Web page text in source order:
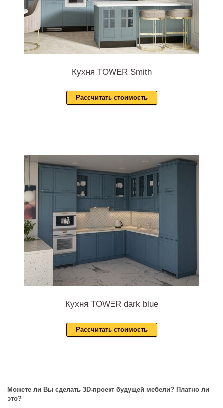
Кухня TOWER Smith
Рассчитать стоимость
Кухня TOWER dark blue
Рассчитать стоимость
Можете ли Вы сделать 3D-проект будущей мебели? Платно ли
это?